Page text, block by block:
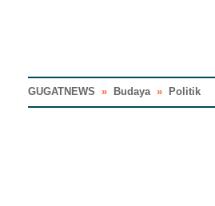
GUGATNEWS » Budaya » Politik